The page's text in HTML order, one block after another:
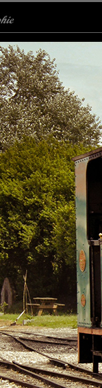
aimé
prise
c'est le
mais
train des
J'ai
voulait